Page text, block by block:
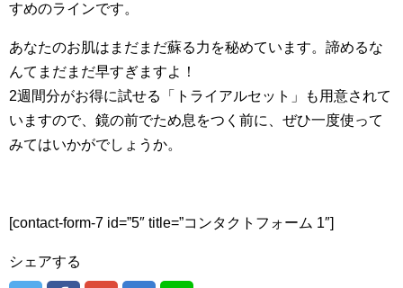
すめのラインです。
あなたのお肌はまだまだ蘇る力を秘めています。諦めるな
んてまだまだ早すぎますよ！
2週間分がお得に試せる「トライアルセット」も用意されて
いますので、鏡の前でため息をつく前に、ぜひ一度使って
みてはいかがでしょうか。
[contact-form-7 id=”5″ title=”コンタクトフォーム 1″]
シェアする